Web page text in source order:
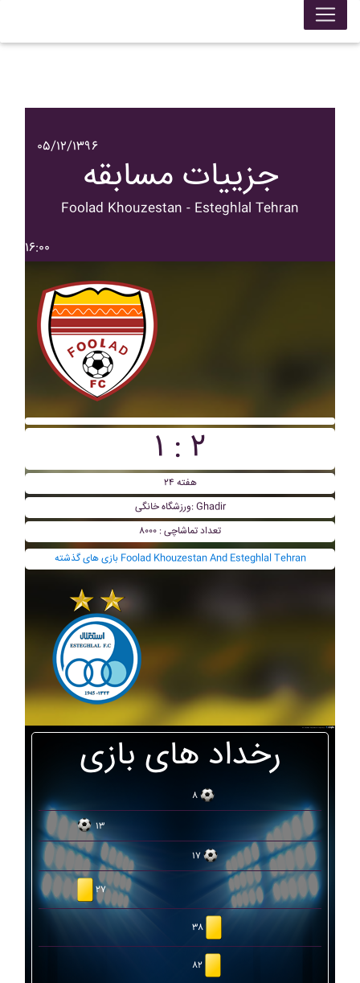
۰۵/۱۲/۱۳۹۶
جزییات مسابقه
Foolad Khouzestan - Esteghlal Tehran
۱۶:۰۰
۱ : ۲
هفته ۲۴
ورزشگاه خانگی: Ghadir
تعداد تماشاچی : ۸۰۰۰
بازی های گذشته Foolad Khouzestan And Esteghlal Tehran
رخداد های بازی
۸
۱۳
۱۷
۲۷
۳۸
۸۲